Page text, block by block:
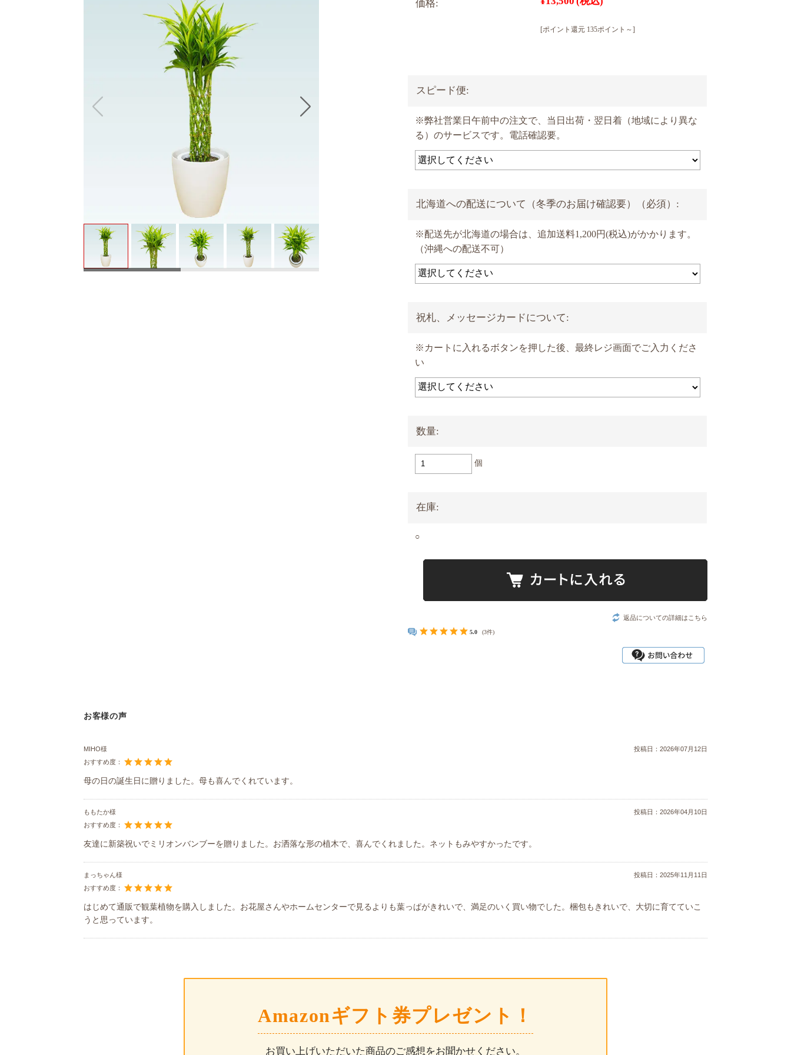
価格:
[ポイント還元 135ポイント～]
スピード便:
※弊社営業日午前中の注文で、当日出荷・翌日着（地域により異な
る）のサービスです。電話確認要。
北海道への配送について（冬季のお届け確認要）（必須）:
※配送先が北海道の場合は、追加送料1,200円(税込)がかかります。
（沖縄への配送不可）
祝札、メッセージカードについて:
※カートに入れるボタンを押した後、最終レジ画面でご入力くださ
い
数量:
個
在庫:
○
返品についての詳細はこちら
5.0 (3件)
お客様の声
MIHO様 投稿日： 2026年07月12日
おすすめ度：
母の日の誕生日に贈りました。母も喜んでくれています。
ももたか様 投稿日： 2026年04月10日
おすすめ度：
友達に新築祝いでミリオンバンブーを贈りました。お洒落な形の植木で、喜んでくれました。ネットもみやすかったです。
まっちゃん様 投稿日： 2025年11月11日
おすすめ度：
はじめて通販で観葉植物を購入しました。お花屋さんやホームセンターで見るよりも葉っぱがきれいで、満足のいく買い物でした。梱包もきれいで、大切に育てていこ
うと思っています。
Amazonギフト券プレゼント！
お買い上げいただいた商品のご感想をお聞かせください。